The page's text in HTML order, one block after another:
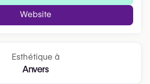
Website
Esthétique à
Anvers